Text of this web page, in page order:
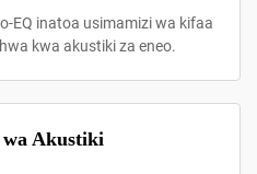
EQ inatoa usimamizi wa kifaa
kwa akustiki za eneo.
Akustiki